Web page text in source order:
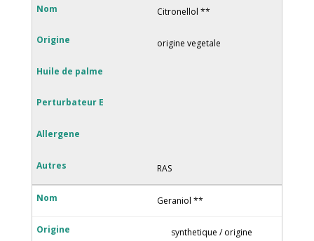
Citronellol **
origine vegetale
RAS
Geraniol **
synthetique / origine